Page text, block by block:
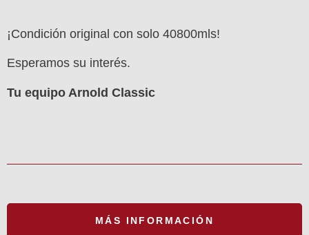
¡Condición original con solo 40800mls!
Esperamos su interés.
Tu equipo Arnold Classic
MÁS INFORMACIÓN